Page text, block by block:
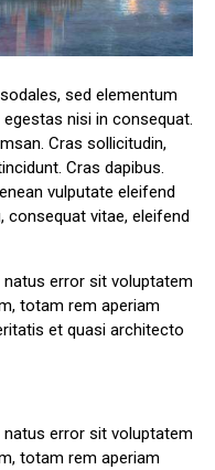
sed elementum
nisi in consequat.
Cras sollicitudin,
Cras dapibus.
vulputate eleifend
consequat vitae, eleifend
error sit voluptatem
totam rem aperiam
et quasi architecto
error sit voluptatem
totam rem aperiam